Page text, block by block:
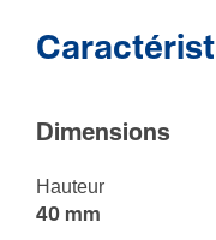
Dimen­sions
Hauteur
40 mm